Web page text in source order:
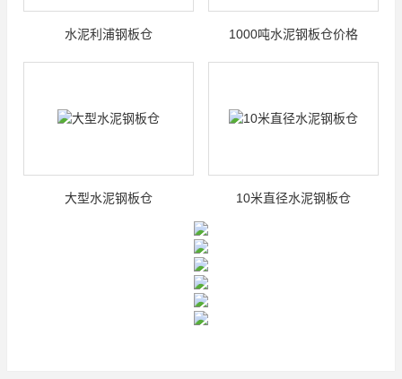
水泥利浦钢板仓 1000吨水泥钢板仓价格
大型水泥钢板仓 10米直径水泥钢板仓